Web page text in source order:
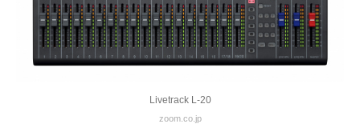
Livetrack L-20
zoom.co.jp